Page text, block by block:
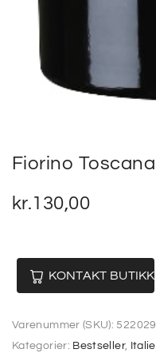
Fiorino
kr.130,00
KONTAKT
Varenummer (SKU): 522029
Kategorier: Bestseller,